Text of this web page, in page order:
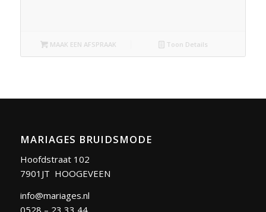
MAAK EEN AFSPRAAK Toon Details
MARIAGES BRUIDSMODE
Hoofdstraat 102
7901JT HOOGEVEEN
info@mariages.nl